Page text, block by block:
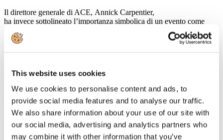
This website uses cookies
We use cookies to personalise content and ads, to
provide social media features and to analyse our traffic.
We also share information about your use of our site with
our social media, advertising and analytics partners who
may combine it with other information that you’ve
Il direttore generale di ACE, Annick Carpentier,
ha invece sottolineato l’importanza simbolica di un evento come
#PaperPresents che illustra l’ impegno nella gestione sostenibile
delle foreste di tutta la filiera cartaria e forestale. “Le foreste europee
livello europeo, prenderà il via anche in Italia nel corso del mese di
settembre. CEPI, FEFCO, ACE e FEPE nel corso dell’evento si
sono inoltre impegnati a piantare un albero per ognuno dei
partecipanti a #PaperPresents.http://www.cepi.org/paper_presents
(clicca sul link per vedere il video)